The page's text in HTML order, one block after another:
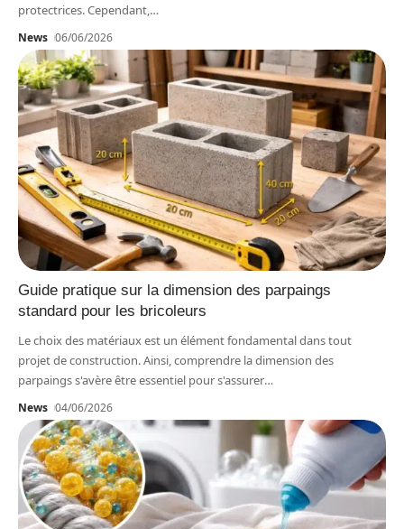
protectrices. Cependant,…
News 06/06/2026
Guide pratique sur la dimension des parpaings
standard pour les bricoleurs
Le choix des matériaux est un élément fondamental dans tout
projet de construction. Ainsi, comprendre la dimension des
parpaings s'avère être essentiel pour s'assurer…
News 04/06/2026